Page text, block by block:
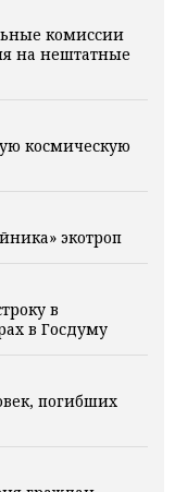
комиссии
на нештатные
космическую
экотроп
в
в Госдуму
погибших